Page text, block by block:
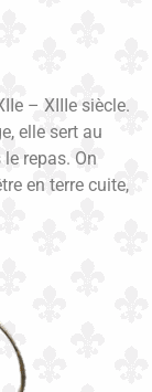
– XIIIe siècle.
elle sert au
repas. On
en terre cuite,